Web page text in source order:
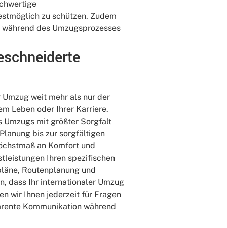
zu schützen. Zudem
des Umzugsprozesses
weit mehr als nur der
Leben oder Ihrer Karriere.
Umzugs mit größter Sorgfalt
bis zur sorgfältigen
an Komfort und
Ihren spezifischen
Routenplanung und
dass Ihr internationaler Umzug
wir Ihnen jederzeit für Fragen
Kommunikation während